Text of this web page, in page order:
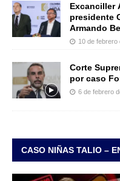
Excanciller
presidente
Armando
10 de febrero
Corte
por caso
6 de febrero
CASO NIÑAS TALIO –